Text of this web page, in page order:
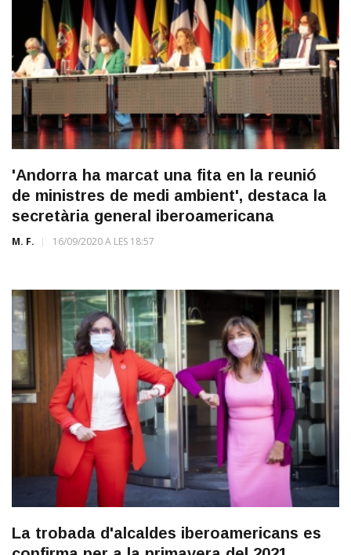
'Andorra ha marcat una fita en la reunió
de ministres de medi ambient', destaca la
secretària general iberoamericana
M. F. 16/09/2020 A LES 18:57
La trobada d'alcaldes iberoamericans es